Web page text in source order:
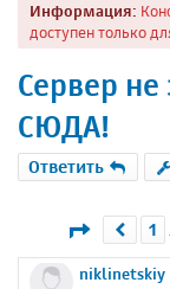
к
Информация:
доступен только
Сервер
СЮДА!
Ответить
Страница
1
niklinetskiy